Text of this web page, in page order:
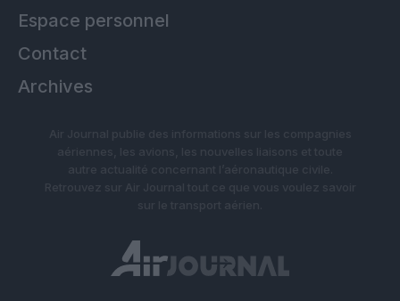
Espace personnel
Contact
Archives